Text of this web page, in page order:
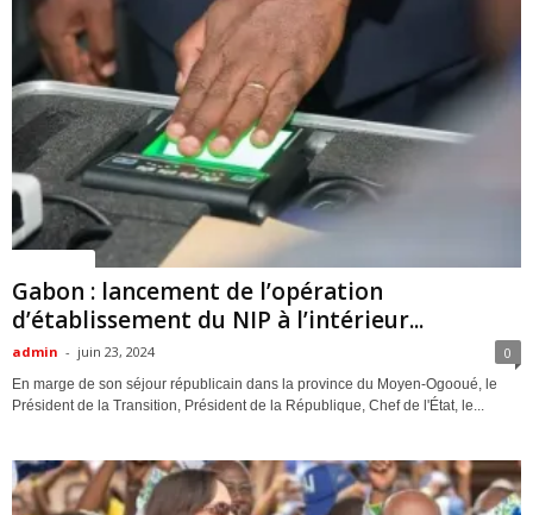
Gabon : lancement de l’opération
d’établissement du NIP à l’intérieur...
admin - juin 23, 2024 0
En marge de son séjour républicain dans la province du Moyen-Ogooué, le
Président de la Transition, Président de la République, Chef de l'État, le...